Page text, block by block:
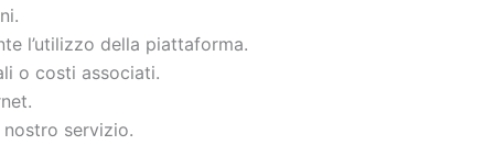
l’utilizzo della piattaforma.
o costi associati.
servizio.